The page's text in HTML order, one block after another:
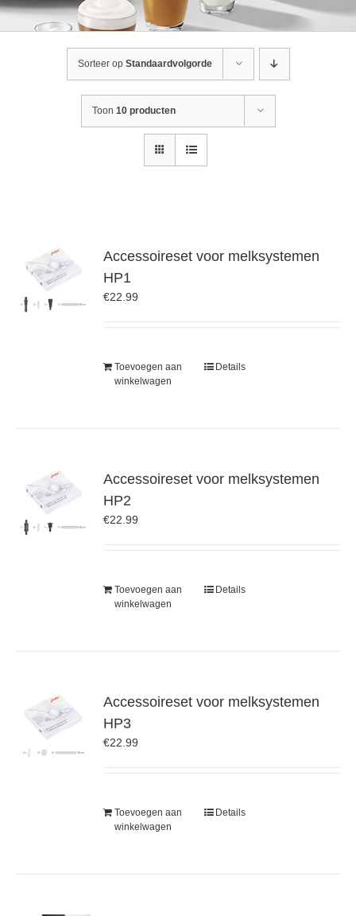
Sorteer op Standaardvolgorde
Toon 10 producten
Accessoireset voor melksystemen
HP1
€22.99
Toevoegen aan
winkelwagen
Details
Accessoireset voor melksystemen
HP2
€22.99
Toevoegen aan
winkelwagen
Details
Accessoireset voor melksystemen
HP3
€22.99
Toevoegen aan
winkelwagen
Details